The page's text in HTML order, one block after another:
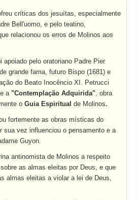
críticas dos jesuítas, especialmente
Bell'uomo, e pelo teatino,
relacionou os erros de Molinos aos
apoiado pelo oratoriano Padre Pier
grande fama, futuro Bispo (1681) e
do Beato Inocêncio XI. Petrucci
a"Contemplação Adquirida", obra
oGuia Espiritualde Molinos.
fortemente as obras místicas do
sua vez influenciou o pensamento e a
Guyon.
antinomista de Molinos a respeito
as almas eleitas por Deus, e que
almas eleitas a violar a lei de Deus,